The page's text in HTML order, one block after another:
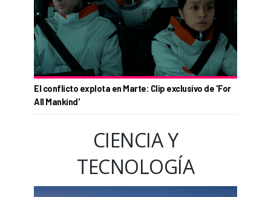
El conflicto explota en Marte: Clip exclusivo de 'For
All Mankind'
CIENCIA Y
TECNOLOGÍA